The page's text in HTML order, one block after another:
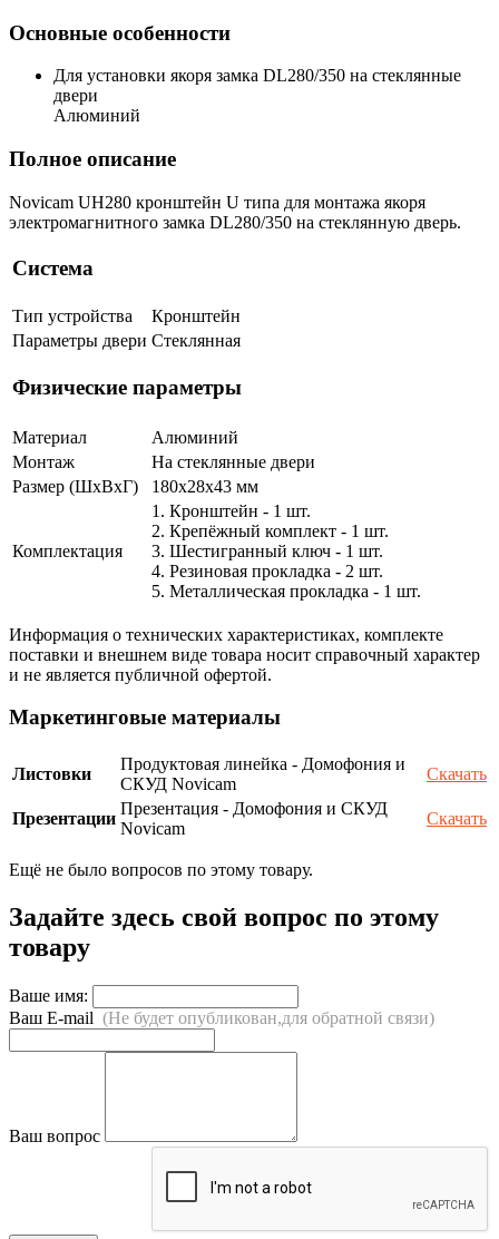
Основные особенности
Для установки якоря замка DL280/350 на стеклянные
двери
Алюминий
Полное описание
Novicam UH280 кронштейн U типа для монтажа якоря
электромагнитного замка DL280/350 на стеклянную дверь.
Система
Тип устройства
Кронштейн
Параметры двери Стеклянная
Физические параметры
Материал
Алюминий
Монтаж
На стеклянные двери
Размер (ШxВxГ)
180x28x43 мм
Комплектация
1. Кронштейн - 1 шт.
2. Крепёжный комплект - 1 шт.
3. Шестигранный ключ - 1 шт.
4. Резиновая прокладка - 2 шт.
5. Металлическая прокладка - 1 шт.
Информация о технических характеристиках, комплекте
поставки и внешнем виде товара носит справочный характер
и не является публичной офертой.
Маркетинговые материалы
Листовки
Продуктовая линейка - Домофония и
СКУД Novicam
Скачать
Презентации
Презентация - Домофония и СКУД
Novicam
Скачать
Ещё не было вопросов по этому товару.
Задайте здесь свой вопрос по этому
товару
Ваше имя:
Ваш E-mail (Не будет опубликован,для обратной связи)
Ваш вопрос